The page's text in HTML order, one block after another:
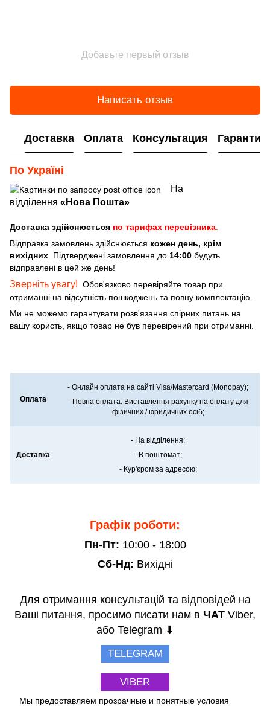
Добавьте первый отзыв
Написать отзыв
Доставка Оплата Консультация Гарантия
По Україні
На
відділення «Нова Пошта»
Доставка здійснюється по тарифах перевізника
Відправка замовлень здійснюється кожен день, крім
вихідних . Підтверджені замовлення до 14:00 будуть
відправлені в цей же день!
Зверніть увагу! Обов'язково перевіряйте товар при
отриманні на відсутність пошкоджень та повну комплектацію.
Ми не можемо гарантувати розв'язання спірних питань на
вашу користь, якщо товар не був перевірений при отриманні.
Оплата
- Онлайн оплата на сайті Visa/Mastercard (Monopay);
- Повна оплата. Виставлення рахунку на оплату для
фізичних / юридичних осіб;
Доставка
- На відділення;
- В поштомат;
- Кур'єром за адресою;
Графік роботи:
Пн-Пт: 10:00 - 18:00
Сб-Нд: Вихідні
Для отримання консультацій та відповідей на
Ваші питання, просимо писати нам в ЧАТ Viber,
або Telegram ⬇
TELEGRAM
VIBER
Мы предоставляем прозрачные и понятные условия